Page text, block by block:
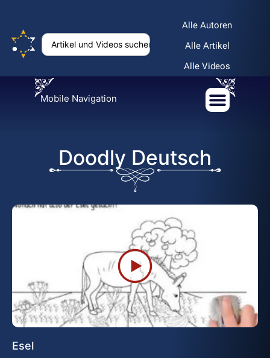
Alle Autoren
Alle Artikel
Alle Videos
Mobile Navigation
Doodly Deutsch
Esel